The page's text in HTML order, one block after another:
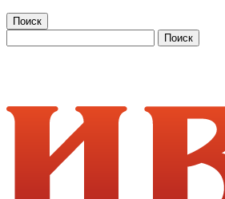
Поиск
Поиск